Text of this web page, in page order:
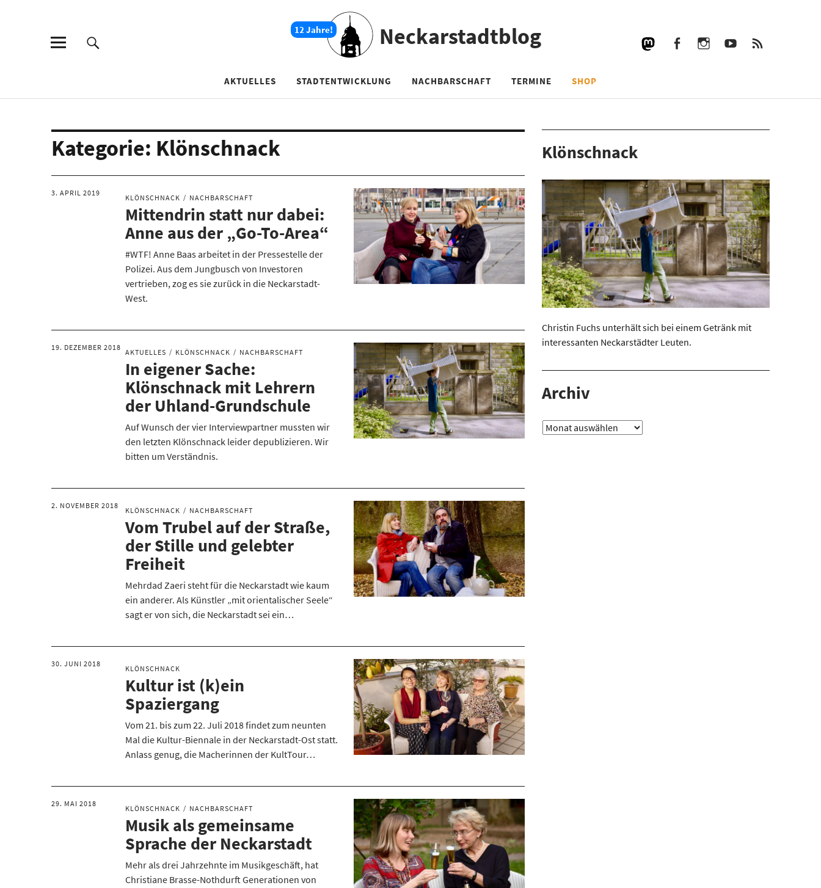
Neckarstadtblog
AKTUELLES STADTENTWICKLUNG NACHBARSCHAFT TERMINE SHOP
Kategorie: Klönschnack
3. APRIL 2019
KLÖNSCHNACK NACHBARSCHAFT
Mittendrin statt nur dabei:
Anne aus der „Go-To-Area“
#WTF! Anne Baas arbeitet in der Pressestelle der
Polizei. Aus dem Jungbusch von Investoren
vertrieben, zog es sie zurück in die Neckarstadt-
West.
19. DEZEMBER 2018
AKTUELLES KLÖNSCHNACK NACHBARSCHAFT
In eigener Sache:
Klönschnack mit Lehrern
der Uhland-Grundschule
Auf Wunsch der vier Interviewpartner mussten wir
den letzten Klönschnack leider depublizieren. Wir
bitten um Verständnis.
2. NOVEMBER 2018
KLÖNSCHNACK NACHBARSCHAFT
Vom Trubel auf der Straße,
der Stille und gelebter
Freiheit
Mehrdad Zaeri steht für die Neckarstadt wie kaum
ein anderer. Als Künstler „mit orientalischer Seele“
sagt er von sich, die Neckarstadt sei ein…
30. JUNI 2018
KLÖNSCHNACK
Kultur ist (k)ein
Spaziergang
Vom 21. bis zum 22. Juli 2018 findet zum neunten
Mal die Kultur-Biennale in der Neckarstadt-Ost statt.
Anlass genug, die Macherinnen der KultTour…
29. MAI 2018
KLÖNSCHNACK NACHBARSCHAFT
Musik als gemeinsame
Sprache der Neckarstadt
Mehr als drei Jahrzehnte im Musikgeschäft, hat
Christiane Brasse-Nothdurft Generationen von
Klönschnack
Christin Fuchs unterhält sich bei einem Getränk mit
interessanten Neckarstädter Leuten.
Archiv